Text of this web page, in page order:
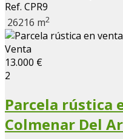
Ref. CPR9
26216 m2
Venta
13.000 €
2
Parcela rústica
Colmenar Del